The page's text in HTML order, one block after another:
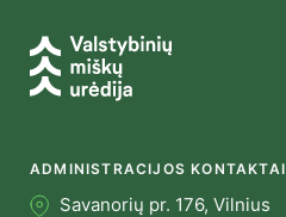
ADMINISTRACIJOS KONTAKTAI
Savanorių pr. 176, Vilnius